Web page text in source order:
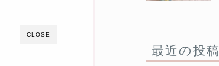
CLOSE
最近の投稿